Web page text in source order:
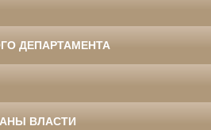
ДЕПАРТАМЕНТА
ВЛАСТИ